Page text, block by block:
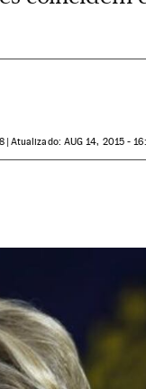
atualizado: AUG 14, 2015 -
Redes Sociales